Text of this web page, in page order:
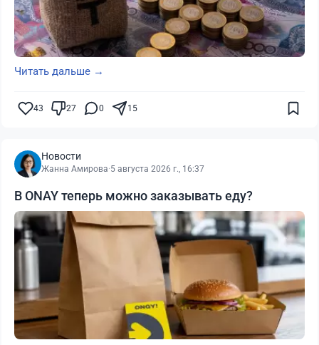
Читать дальше →
43 27 0 15
Новости
Жанна Амирова·5 августа 2026 г., 16:37
В ONAY теперь можно заказывать еду?